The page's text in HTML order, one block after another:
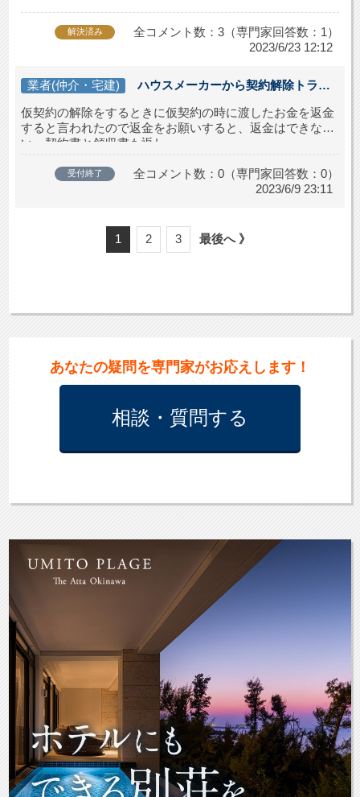
解決済み
全コメント数：3（専門家回答数：1）
2023/6/23 12:12
業者(仲介・宅建)
ハウスメーカーから契約解除トラブ
仮契約の解除をするときに仮契約の時に渡したお金を返金
すると言われたので返金をお願いすると、返金はできな
い。契約書と領収書も返し...
受付終了
全コメント数：0（専門家回答数：0）
2023/6/9 23:11
1 2 3 最後へ 》
あなたの疑問を専門家がお応え します ！
相談・質問する